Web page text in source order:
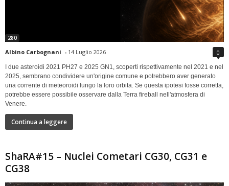
280
Albino Carbognani - 14 Luglio 2026 0
I due asteroidi 2021 PH27 e 2025 GN1, scoperti rispettivamente nel 2021 e nel
2025, sembrano condividere un'origine comune e potrebbero aver generato
una corrente di meteoroidi lungo la loro orbita. Se questa ipotesi fosse corretta,
potrebbe essere possibile osservare dalla Terra fireball nell'atmosfera di
Venere.
Continua a leggere
ShaRA#15 – Nuclei Cometari CG30, CG31 e
CG38